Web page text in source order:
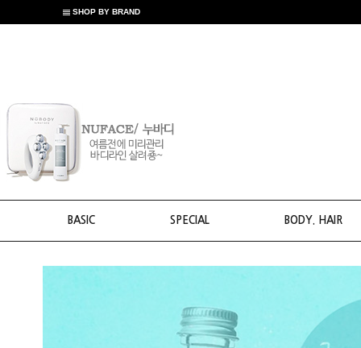
SHOP BY BRAND
BASIC SPECIAL BODY. HAIR